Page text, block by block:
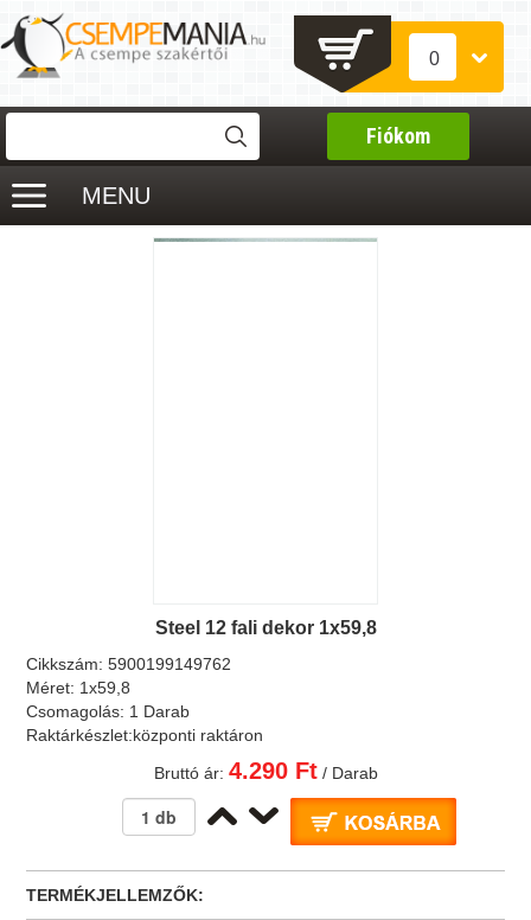
0
Fiókom
MENU
Steel 12 fali dekor 1x59,8
Cikkszám:5900199149762
Méret: 1x59,8
Csomagolás: 1 Darab
Raktárkészlet:központi raktáron
Bruttó ár: 4.290 Ft/ Darab
TERMÉKJELLEMZŐK: